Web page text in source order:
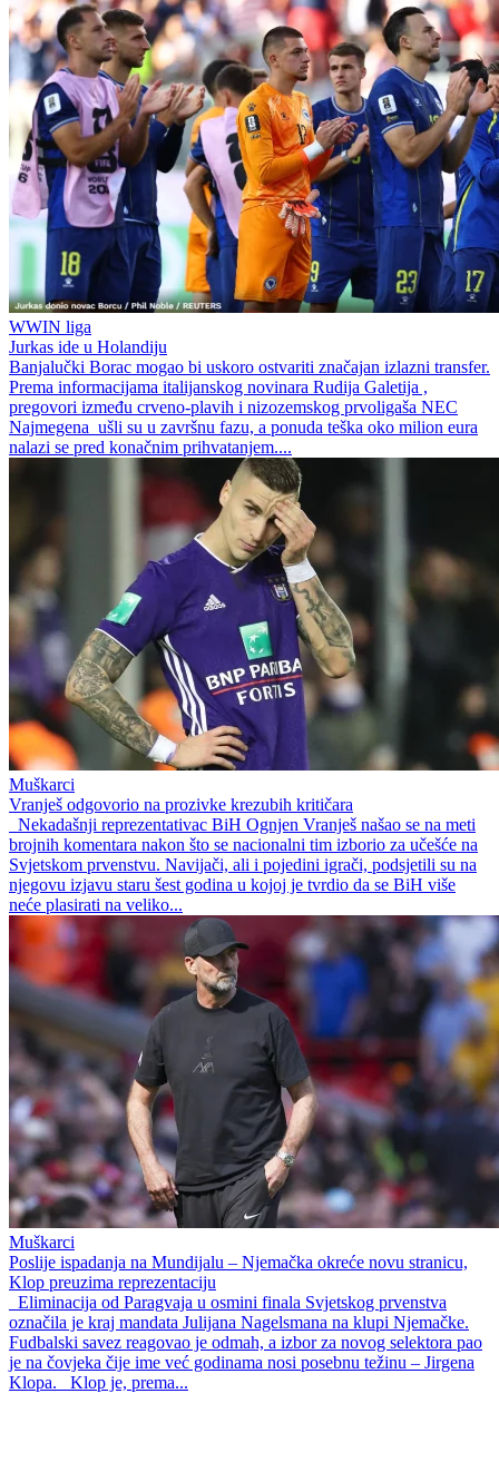
WWIN liga
Jurkas ide u Holandiju
Banjalučki Borac mogao bi uskoro ostvariti značajan izlazni transfer.
Prema informacijama italijanskog novinara Rudija Galetija ,
pregovori između crveno‑plavih i nizozemskog prvoligaša NEC
Najmegena ušli su u završnu fazu, a ponuda teška oko milion eura
nalazi se pred konačnim prihvatanjem....
Muškarci
Vranješ odgovorio na prozivke krezubih kritičara
Nekadašnji reprezentativac BiH Ognjen Vranješ našao se na meti
brojnih komentara nakon što se nacionalni tim izborio za učešće na
Svjetskom prvenstvu. Navijači, ali i pojedini igrači, podsjetili su na
njegovu izjavu staru šest godina u kojoj je tvrdio da se BiH više
neće plasirati na veliko...
Muškarci
Poslije ispadanja na Mundijalu – Njemačka okreće novu stranicu,
Klop preuzima reprezentaciju
Eliminacija od Paragvaja u osmini finala Svjetskog prvenstva
označila je kraj mandata Julijana Nagelsmana na klupi Njemačke.
Fudbalski savez reagovao je odmah, a izbor za novog selektora pao
je na čovjeka čije ime već godinama nosi posebnu težinu – Jirgena
Klopa. Klop je, prema...